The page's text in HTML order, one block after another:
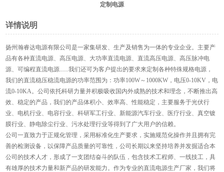
定制电源
详情说明
扬州瀚睿达电源有限公司是一家集研发、生产及销售为一体的专业企业。主要产
品有各种直流电源、高压电源、大功率直流电源、直流高压电源、高压脉冲电
源、可编程直流电源......我们还可为客户提出的要求来定制各种特殊规格电源，
我们的直流稳压稳流电源的功率范围为：功率100W～1000KW，电压0-10KV，电
流0-10KA。公司依托科研力量并积极吸收国内外成熟的技术和理念，不断推出高
效、稳定的产品，我们的产品体积小、效率高、性能稳定，主要服务于光伏行
业、电机行业、电容行业、科研军工行业、新能源汽车行业、医疗行业、真空镀
膜行业、静电除尘行业、污水处理行业等得到了广大用户的信赖。
公司一直致力于正规化管理，采用标准化生产要求，实施规范化操作并且拥有完
善的检测设备，以保障产品质量的可靠性，公司长期以来坚持培养并发掘适合本
公司的技术人才，形成了一支团结奋斗的队伍，包含技术工程师、一线技工，具
有雄厚的技术力量和新产品的研发能力。作为专业的直流电源生产厂家，我们将